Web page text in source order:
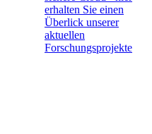
erhalten Sie einen
Überlick unserer
aktuellen
Forschungsprojekte